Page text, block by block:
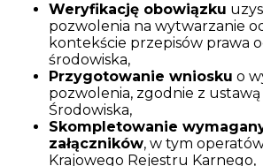
Weryfikację obowiązku
pozwolenia na wytwarzanie
kontekście przepisów prawa
środowiska,
Przygotowanie wniosku o
pozwolenia, zgodnie z
Środowiska,
Skompletowanie
załączników, w tym
Krajowego Rejestru Karnego,